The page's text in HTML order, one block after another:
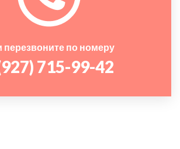
перезвоните по номеру
715-99-42